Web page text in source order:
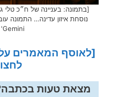
[בתמונה: בעניינה של ח״כ טלי
נוסחת איזון עדינה… התמונה
Gemini' של גוגל]
[לאוסף המאמרים על
מצאת טעות